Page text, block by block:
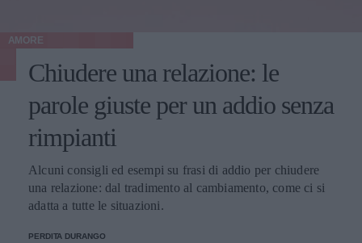
AMORE
Chiudere una relazione: le
parole giuste per un addio senza
rimpianti
Alcuni consigli ed esempi su frasi di addio per chiudere
una relazione: dal tradimento al cambiamento, come ci si
adatta a tutte le situazioni.
PERDITA DURANGO